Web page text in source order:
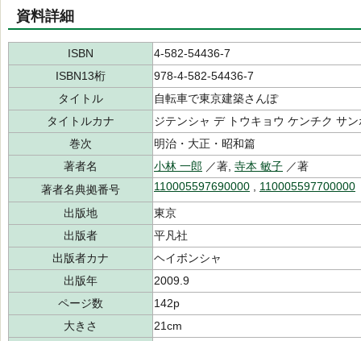
資料詳細
ISBN
4-582-54436-7
ISBN13桁
978-4-582-54436-7
タイトル
自転車で東京建築さんぽ
タイトルカナ
ジテンシャ デ トウキョウ ケンチク サン
巻次
明治・大正・昭和篇
著者名
小林 一郎 ／著, 寺本 敏子 ／著
著者名典拠番号
110005597690000 110005597700000
出版地
東京
出版者
平凡社
出版者カナ
ヘイボンシャ
出版年
2009.9
ページ数
142p
大きさ
21cm